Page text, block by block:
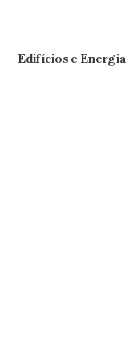
Edifícios e Energia